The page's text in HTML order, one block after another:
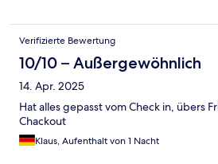
Verifizierte Bewertung
10/10 – Außergewöhnlich
14. Apr. 2025
Hat alles gepasst vom Check in, übers
Chackout
Klaus, Aufenthalt von 1 Nacht